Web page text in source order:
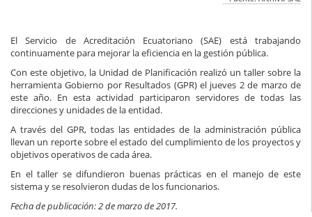
El Servicio de Acreditación Ecuatoriano (SAE) está trabajando
continuamente para mejorar la eficiencia en la gestión pública.
Con este objetivo, la Unidad de Planificación realizó un taller sobre la
herramienta Gobierno por Resultados (GPR) el jueves 2 de marzo de
este año. En esta actividad participaron servidores de todas las
direcciones y unidades de la entidad.
A través del GPR, todas las entidades de la administración pública
llevan un reporte sobre el estado del cumplimiento de los proyectos y
objetivos operativos de cada área.
En el taller se difundieron buenas prácticas en el manejo de este
sistema y se resolvieron dudas de los funcionarios.
Fecha de publicación: 2 de marzo de 2017.